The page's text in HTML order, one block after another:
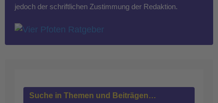
jedoch der schriftlichen Zustimmung der Redaktion.
Suche in Themen und Beiträgen…